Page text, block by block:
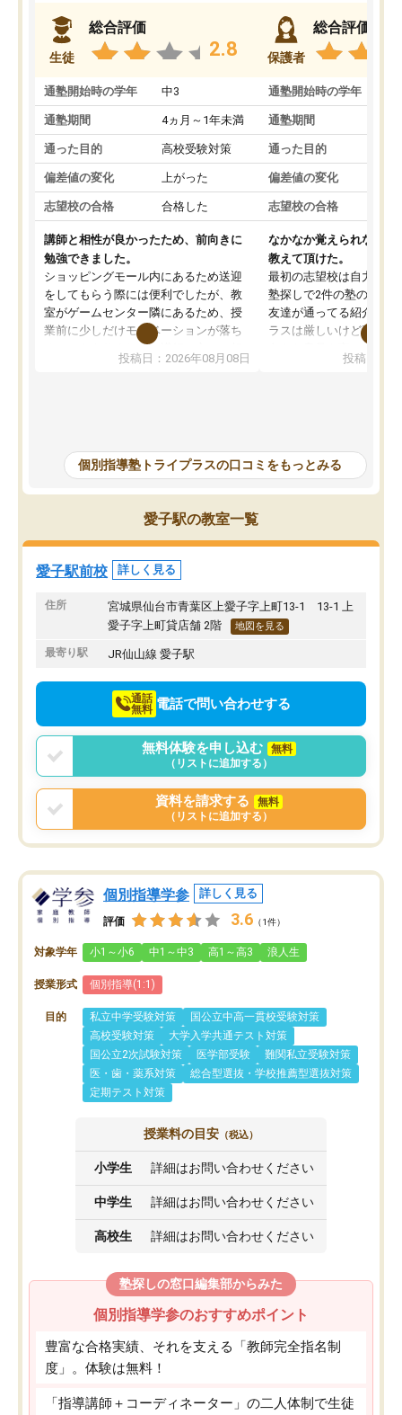
生徒
総合評価
2.8
通塾開始時の学年 中3
通塾期間 4ヵ月～1年未満
通った目的 高校受験対策
偏差値の変化 上がった
志望校の合格 合格した
講師と相性が良かったため、前向きに
勉強できました。
ショッピングモール内にあるため送迎
をしてもらう際には便利でしたが、教
室がゲームセンター隣にあるため、授
業前に少しだけモチベーションが落ち
ることもありました。講師の方とは相
性が良かったため、とても話しやすく
た。難しい問題では解説をより細かく
書いてくれたりと、生徒一人一人に合
った授業を考えてくれます。
投稿日：2026年08月08日
保護者
総合評価
通塾開始時の学年
通塾期間
通った目的
偏差値の変化
志望校の合格
なかなか覚えられなかっ
教えて頂けた。
最初の志望校は自力では
塾探しで2件の塾の説明
友達が通ってる紹介で行
ラスは厳しいけど頑張れ
希望のある方に決めま
を教えて頂き出来ないこ
うになった、覚えられた
ころ見て、見捨てず教え
方で通ってよかったと思
投稿日：
個別指導塾トライプラスの口コミをもっとみる
愛子駅の教室一覧
愛子駅前校 詳しく見る
住所
宮城県仙台市青葉区上愛子字上町13-1 13-1 上
愛子字上町貸店舗 2階
地図を見る
最寄り駅 JR仙山線 愛子駅
通話
無料 電話で問い合わせする
無料体験を申し込む
無料
（リストに追加する）
資料を請求する
無料
（リストに追加する）
個別指導学参 詳しく見る
評価 3.6 （1件）
対象学年 小1～小6 中1～中3 高1～高3 浪人生
授業形式 個別指導(1:1)
目的 私立中学受験対策
国公立中高一貫校受験対策
高校受験対策
大学入学共通テスト対策
国公立2次試験対策
医学部受験
難関私立受験対策
医・歯・薬系対策
総合型選抜・学校推薦型選抜対策
定期テスト対策
授業料の目安 （税込）
小学生 詳細はお問い合わせください
中学生 詳細はお問い合わせください
高校生 詳細はお問い合わせください
塾探しの窓口編集部からみた
個別指導学参のおすすめポイント
豊富な合格実績、それを支える「教師完全指名制
度」。体験は無料！
「指導講師＋コーディネーター」の二人体制で生徒